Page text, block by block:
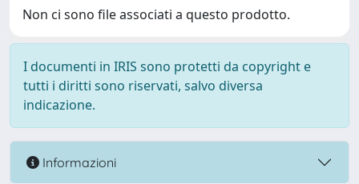
Non ci sono file associati a questo prodotto.
I documenti in IRIS sono protetti da copyright e
tutti i diritti sono riservati, salvo diversa
indicazione.
Informazioni